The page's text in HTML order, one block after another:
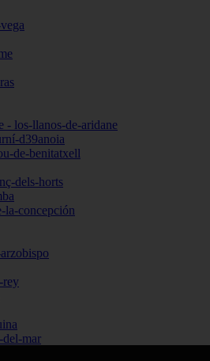
- los-llanos-de-aridane
d39anoia
de-benitatxell
dels-horts
la-concepción
rey
del-mar